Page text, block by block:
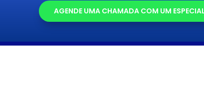
AGENDE UMA CHAMADA COM UM